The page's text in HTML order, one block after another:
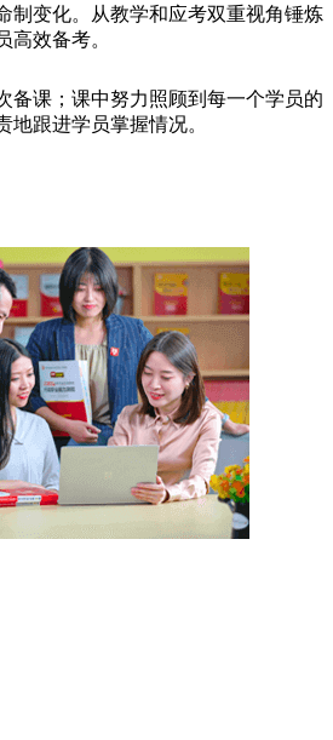
制变化。从教学和应考双重视角锤炼
高效备考。
备课；课中努力照顾到每一个学员的
地跟进学员掌握情况。